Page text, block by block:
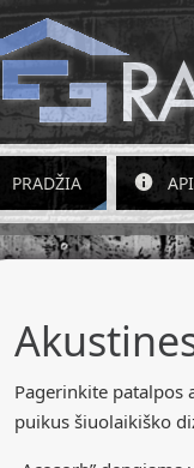
PRADŽIA
Pagerinkite patalpos
puikus šiuolaikiško